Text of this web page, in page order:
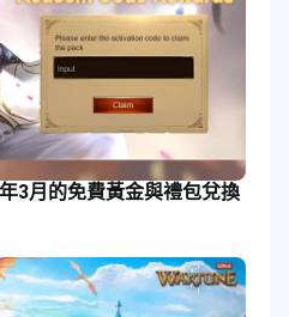
3月的免費黃金與禮包兌換